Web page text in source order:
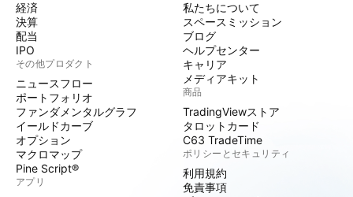
経済
決算
配当
IPO
その他プロダクト
ニュースフロー
ポートフォリオ
ファンダメンタルグラフ
イールドカーブ
オプション
マクロマップ
Pine Script®
アプリ
私たちについて
スペースミッション
ブログ
ヘルプセンター
キャリア
メディアキット
商品
TradingViewストア
タロットカード
C63 TradeTime
ポリシーとセキュリティ
利用規約
免責事項